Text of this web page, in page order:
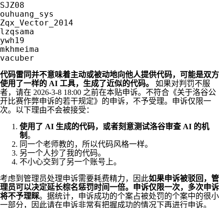
SJZ08
ouhuang_sys
Zqx_Vector_2014
lzqsama
ywh19
mkhmeima
vacuber
代码雷同并不意味着主动或被动地向他人提供代码，可能是双方
使用了一样的 AI 工具，生成了近似的代码。
如果对判罚不服
者，请在 2026-3-8 18:00 之前在本贴申诉。不符合《关于洛谷公
开比赛作弊申诉的若干规定》的申诉，不予受理。申诉仅限一
次。以下理由不会被接受：
使用了 AI 生成的代码，或者刻意测试洛谷审查 AI 的机
制。
同一个老师教的，所以代码风格一样。
另一个人抄了我的代码。
不小心交到了另一个账号上。
考虑到管理员处理申诉需要耗费精力，因此如果申诉被驳回，管
理员可以决定延长棕名惩罚时间一倍。申诉仅限一次，多次申诉
将不予理睬。据统计，申诉成功的个案占被处罚的个案中的很小
一部分，因此请在申诉非常有把握成功的情况下再进行申诉。